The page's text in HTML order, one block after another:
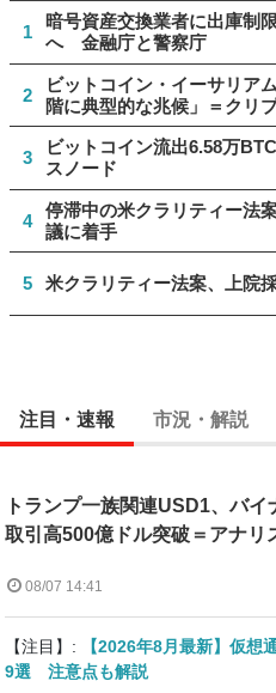
1
暗号資産交換業者に出庫制
へ 金融庁と警察庁
2
ビットコイン・イーサリア
階に典型的な兆候」＝クリ
3
ビットコイン流出6.58万
スノード
4
停滞中の米クラリティー法
議に着手
5 米クラリティー法案、上院
注目・速報 市況・解説
トランプ一族関連USD1、バイ
取引高500億ドル突破＝アナリ
08/07 14:41
【注目】:
【2026年8月最新】仮想
9選 注意点も解説